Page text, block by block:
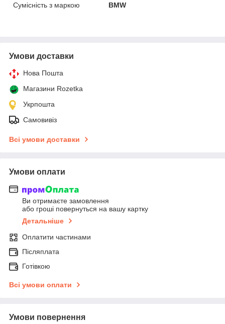
Сумісність з маркою
BMW
Умови доставки
Нова Пошта
Магазини Rozetka
Укрпошта
Самовивіз
Всі умови доставки
Умови оплати
Ви отримаєте замовлення
або гроші повернуться на вашу картку
Детальніше
Оплатити частинами
Післяплата
Готівкою
Всі умови оплати
Умови повернення